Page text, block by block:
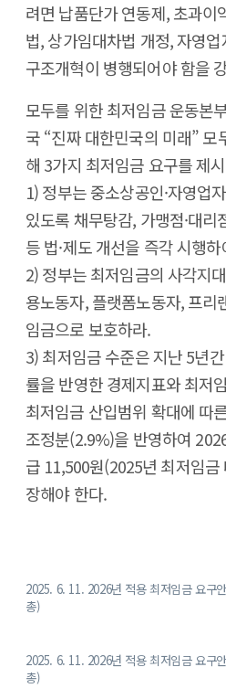
려면 납품단가 연동제, 초과이
법, 상가임대차법 개정, 자영
구조개혁이 병행되어야 함을
모두를 위한 최저임금 운동본
국 “진짜 대한민국의 미래” 모
해 3가지 최저임금 요구를 제
1) 정부는 중소상공인·자영업
있도록 채무탕감, 가맹점·대
등 법·제도 개선을 즉각 시행
2) 정부는 최저임금의 사각지
용노동자, 플랫폼노동자, 프리
임금으로 보호하라.
3) 최저임금 수준은 지난 5년
률을 반영한 경제지표와 최저
최저임금 산입범위 확대에 따
조정분(2.9%)을 반영하여
급 11,500원(2025년 최저임
장해야 한다.
2025. 6. 11. 2026년 적용 최저임금 요구
총)
2025. 6. 11. 2026년 적용 최저임금 요구
총)